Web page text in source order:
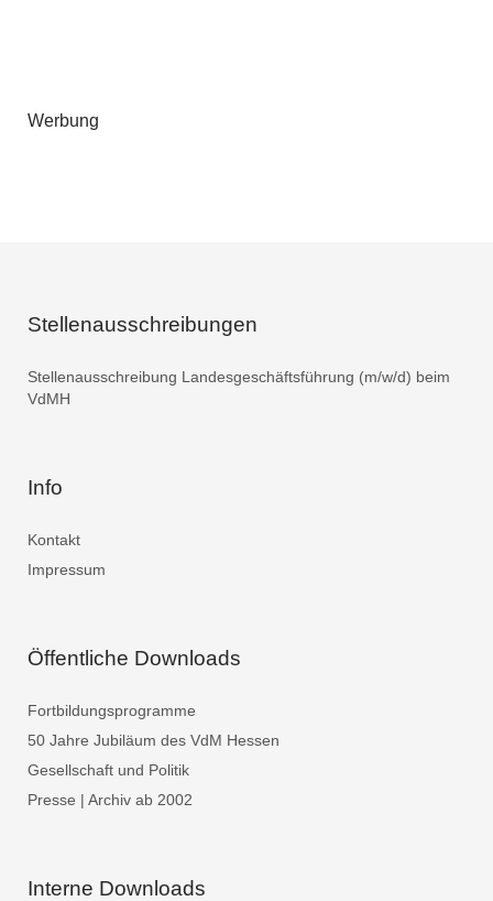
Werbung
Stellenausschreibungen
Stellenausschreibung Landesgeschäftsführung (m/w/d) beim
VdMH
Info
Kontakt
Impressum
Öffentliche Downloads
Fortbildungsprogramme
50 Jahre Jubiläum des VdM Hessen
Gesellschaft und Politik
Presse | Archiv ab 2002
Interne Downloads